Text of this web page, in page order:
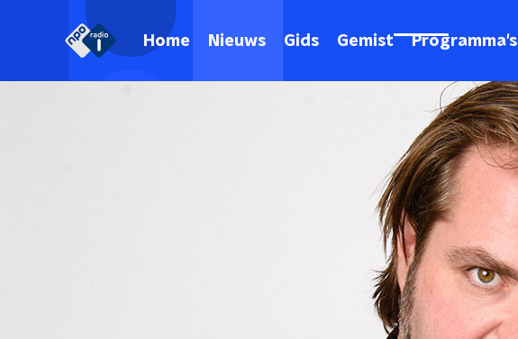
Home Nieuws Gids Gemist Programma's